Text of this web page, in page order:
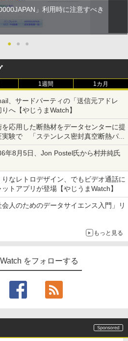
」利用時に注意すべき
● ● ●
1週間 1カ月
、サードパーティの「送信元アドレ
へ【やじうまWatch】
応用した断熱材をデータセンターに提
実験で 「ステンレス密封真空断熱パネ
年8月5日、Jon Postel氏から村井純氏
なレトロデザイン、でもビデオ通話に
トアプリが登場【やじうまWatch】
人のためのデータサイエンス入門」リ
もっと見る
をフォローする